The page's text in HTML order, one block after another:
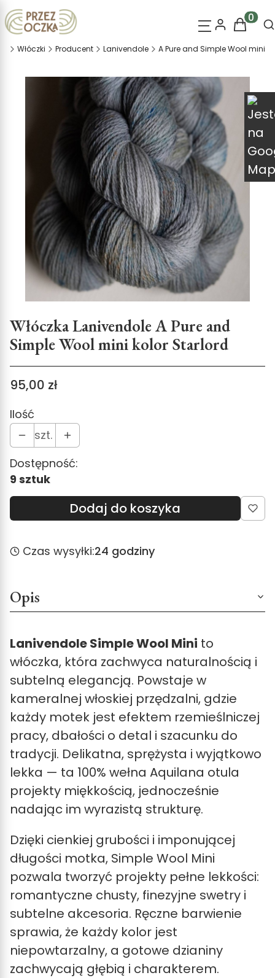
Włóczki Producent Lanivendole A Pure and Simple Wool mini
Włóczka Lanivendole A Pure and
Simple Wool mini kolor Starlord
Cena
95,00 zł
Ilość
szt.
Dostępność:
9 sztuk
Dodaj do koszyka
Czas wysyłki:24 godziny
Opis
Lanivendole Simple Wool Mini to
włóczka, która zachwyca naturalnością i
subtelną elegancją. Powstaje w
kameralnej włoskiej przędzalni, gdzie
każdy motek jest efektem rzemieślniczej
pracy, dbałości o detal i szacunku do
tradycji. Delikatna, sprężysta i wyjątkowo
lekka — ta 100% wełna Aquilana otula
projekty miękkością, jednocześnie
nadając im wyrazistą strukturę.
Dzięki cienkiej grubości i imponującej
długości motka, Simple Wool Mini
pozwala tworzyć projekty pełne lekkości:
romantyczne chusty, finezyjne swetry i
subtelne akcesoria. Ręczne barwienie
sprawia, że każdy kolor jest
niepowtarzalny, a gotowe dzianiny
zachwycają głębią i charakterem.